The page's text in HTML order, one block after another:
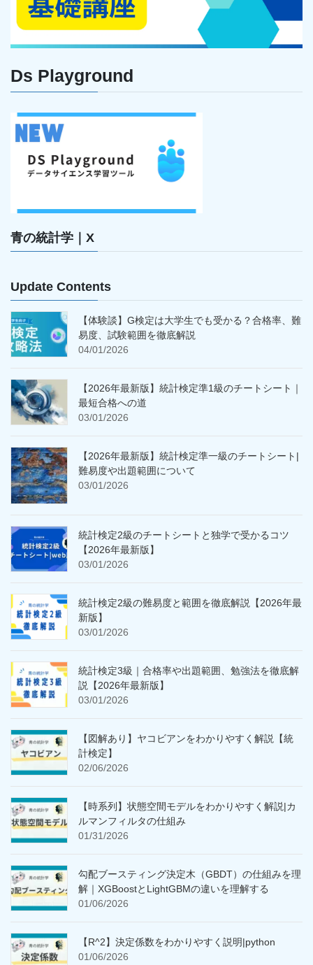
Ds Playground
青の統計学｜X
Update Contents
【体験談】G検定は大学生でも受かる？合格率、難
易度、試験範囲を徹底解説
04/01/2026
【2026年最新版】統計検定準1級のチートシート｜
最短合格への道
03/01/2026
【2026年最新版】統計検定準一級のチートシート|
難易度や出題範囲について
03/01/2026
統計検定2級のチートシートと独学で受かるコツ
【2026年最新版】
03/01/2026
統計検定2級の難易度と範囲を徹底解説【2026年最
新版】
03/01/2026
統計検定3級｜合格率や出題範囲、勉強法を徹底解
説【2026年最新版】
03/01/2026
【図解あり】ヤコビアンをわかりやすく解説【統
計検定】
02/06/2026
【時系列】状態空間モデルをわかりやすく解説|カ
ルマンフィルタの仕組み
01/31/2026
勾配ブースティング決定木（GBDT）の仕組みを理
解｜XGBoostとLightGBMの違いを理解する
01/06/2026
【R^2】決定係数をわかりやすく説明|python
01/06/2026